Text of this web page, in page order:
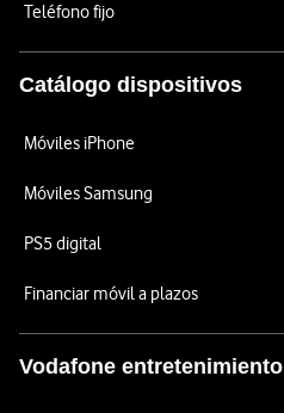
Teléfono fijo
Catálogo dispositivos
Móviles iPhone
Móviles Samsung
PS5 digital
Financiar móvil a plazos
Vodafone entretenimiento